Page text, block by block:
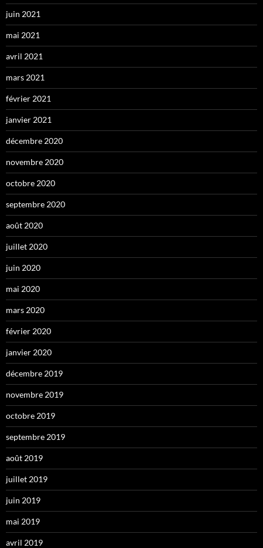
juin 2021
mai 2021
avril 2021
mars 2021
février 2021
janvier 2021
décembre 2020
novembre 2020
octobre 2020
septembre 2020
août 2020
juillet 2020
juin 2020
mai 2020
mars 2020
février 2020
janvier 2020
décembre 2019
novembre 2019
octobre 2019
septembre 2019
août 2019
juillet 2019
juin 2019
mai 2019
avril 2019